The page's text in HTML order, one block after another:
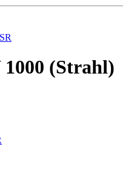
(Strahl)